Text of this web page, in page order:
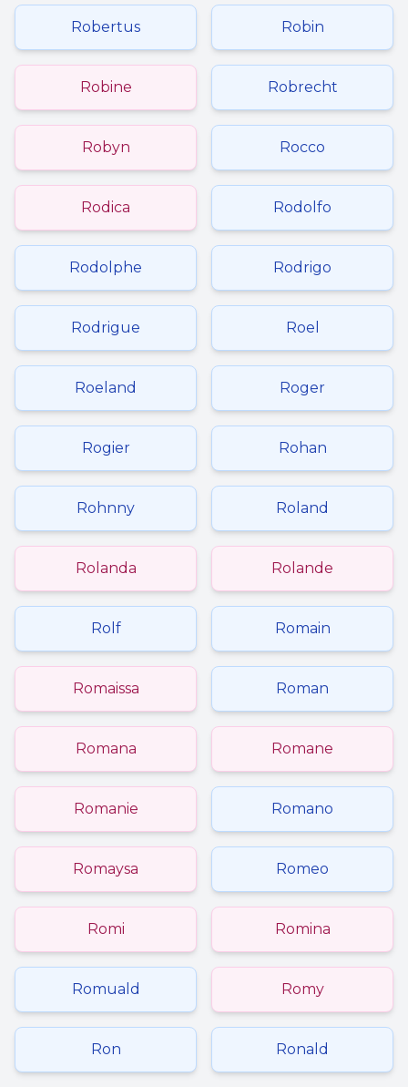
Robertus Robin
Robine Robrecht
Robyn Rocco
Rodica Rodolfo
Rodolphe Rodrigo
Rodrigue Roel
Roeland Roger
Rogier Rohan
Rohnny Roland
Rolanda Rolande
Rolf Romain
Romaissa Roman
Romana Romane
Romanie Romano
Romaysa Romeo
Romi Romina
Romuald Romy
Ron Ronald